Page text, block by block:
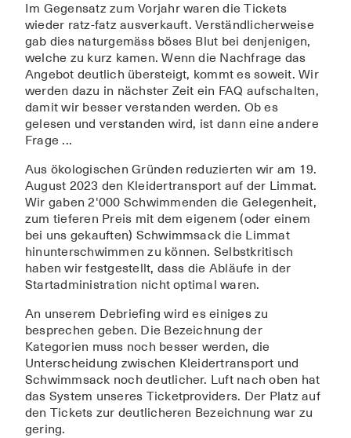
Im Gegensatz zum Vorjahr waren die Tickets
wieder ratz-fatz ausverkauft. Verständlicherweise
gab dies naturgemäss böses Blut bei denjenigen,
welche zu kurz kamen. Wenn die Nachfrage das
Angebot deutlich übersteigt, kommt es soweit. Wir
werden dazu in nächster Zeit ein FAQ aufschalten,
damit wir besser verstanden werden. Ob es
gelesen und verstanden wird, ist dann eine andere
Frage ...
Aus ökologischen Gründen reduzierten wir am 19.
August 2023 den Kleidertransport auf der Limmat.
Wir gaben 2'000 Schwimmenden die Gelegenheit,
zum tieferen Preis mit dem eigenem (oder einem
bei uns gekauften) Schwimmsack die Limmat
hinunterschwimmen zu können. Selbstkritisch
haben wir festgestellt, dass die Abläufe in der
Startadministration nicht optimal waren.
An unserem Debriefing wird es einiges zu
besprechen geben. Die Bezeichnung der
Kategorien muss noch besser werden, die
Unterscheidung zwischen Kleidertransport und
Schwimmsack noch deutlicher. Luft nach oben hat
das System unseres Ticketproviders. Der Platz auf
den Tickets zur deutlicheren Bezeichnung war zu
gering.